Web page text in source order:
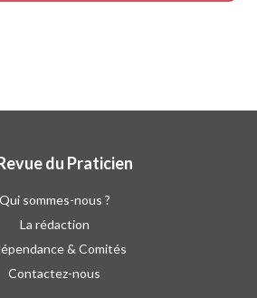
du Praticien
Qui sommes-nous ?
La rédaction
& Comités
Contactez-nous